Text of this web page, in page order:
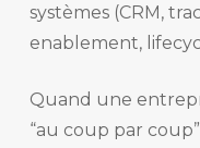
systèmes (CRM,
enablement,
Quand une
“au coup par